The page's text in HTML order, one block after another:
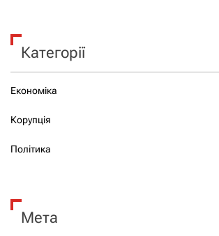
Категорії
Економіка
Корупція
Політика
Мета